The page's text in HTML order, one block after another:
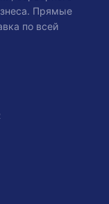
Прямые
по всей